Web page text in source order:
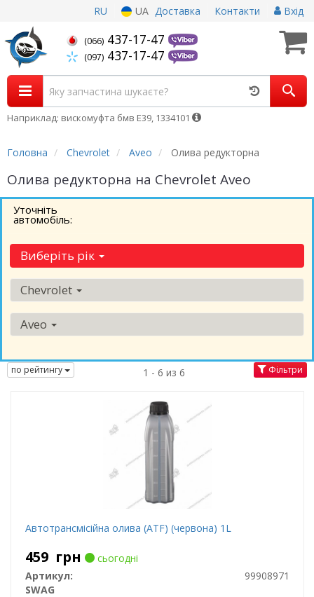
RU UA Доставка Контакти Вхід
(066) 437-17-47
(097) 437-17-47
Наприклад: вискомуфта бмв Е39, 1334101
Головна Chevrolet Aveo Олива редукторна
Олива редукторна на Chevrolet Aveo
Уточніть
автомобіль:
Виберіть рік
Chevrolet
Aveo
по рейтингу 1 - 6 из 6 Фільтри
Автотрансмісійна олива (ATF) (червона) 1L
459 грн
сьогодні
Артикул:
99908971
SWAG